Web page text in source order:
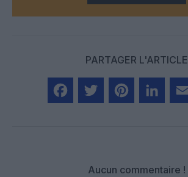
PARTAGER L'ARTICLE
Aucun commentaire !